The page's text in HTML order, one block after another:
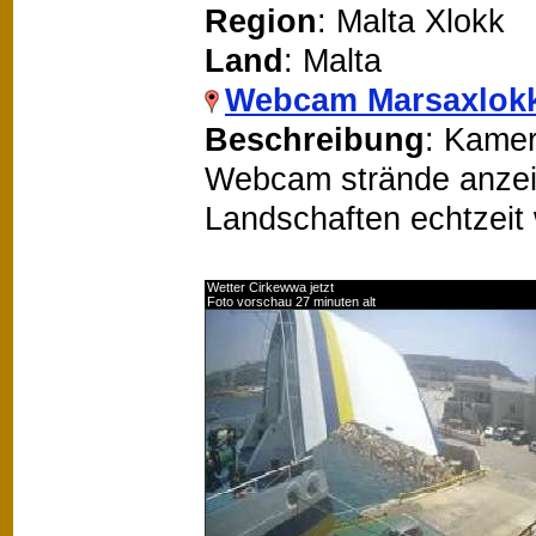
Region: Malta Xlokk
Land: Malta
Webcam
Beschreibung:
Webcam strände
Landschaften echtzeit
Wetter Cirkewwa jetzt
Foto vorschau 27 minuten alt